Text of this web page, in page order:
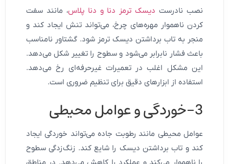
نصب نادرست دیسک ترمز دنا و دنا پلاس، مانند سفت
کردن ناهموار مهره‌های چرخ، می‌تواند تنش ایجاد کند و
منجر به تاب برداشتن دیسک ترمز شود. گشتاور نامناسب
باعث فشار نابرابر می‌شود و سطوح را تغییر شکل می‌دهد.
این مشکل اغلب در تعمیرات غیرحرفه‌ای رخ می‌دهد.
استفاده از ابزارهای دقیق برای تنظیم ضروری است.
3-خوردگی و عوامل محیطی
عوامل محیطی مانند رطوبت جاده می‌تواند خوردگی ایجاد
کند و تاب برداشتن دیسک را شایع کند. زنگ‌زدگی سطوح